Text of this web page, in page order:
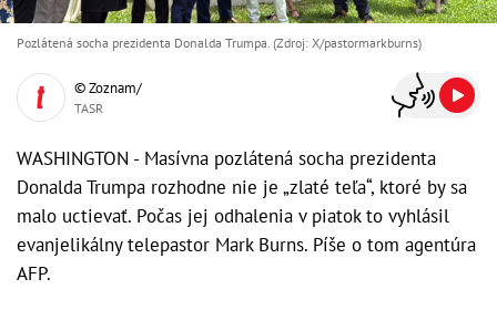
Pozlátená socha prezidenta Donalda Trumpa. (Zdroj: X/pastormarkburns)
© Zoznam/
TASR
WASHINGTON - Masívna pozlátená socha prezidenta
Donalda Trumpa rozhodne nie je „zlaté teľa“, ktoré by sa
malo uctievať. Počas jej odhalenia v piatok to vyhlásil
evanjelikálny telepastor Mark Burns. Píše o tom agentúra
AFP.